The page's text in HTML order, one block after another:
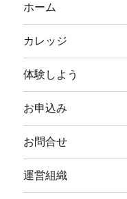
ホーム
カレッジ
体験しよう
お申込み
お問合せ
運営組織